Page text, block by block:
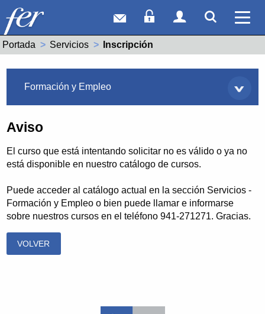
Correo webAcceso Socios
Acceso
Portada Servicios Actual:
Inscripción
Formación y Empleo
Aviso
El curso que está intentando solicitar no es válido o ya no
está disponible en nuestro catálogo de cursos.
Puede acceder al catálogo actual en la sección Servicios -
Formación y Empleo o bien puede llamar e informarse
sobre nuestros cursos en el teléfono 941-271271. Gracias.
VOLVER